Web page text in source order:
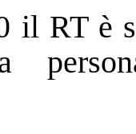
il RT è